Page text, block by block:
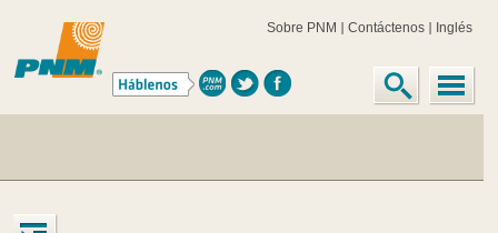
Sobre PNM Contáctenos Inglés